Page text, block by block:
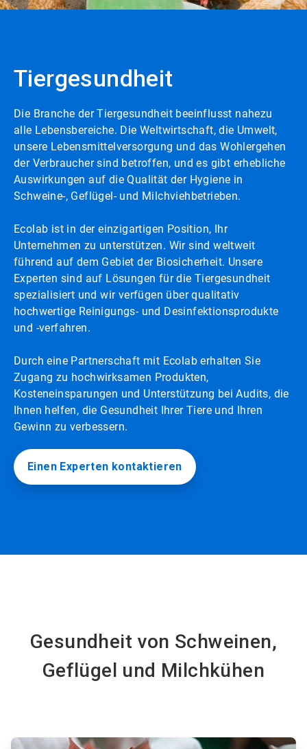
Tiergesundheit
Die Branche der Tiergesundheit beeinflusst nahezu
alle Lebensbereiche. Die Weltwirtschaft, die Umwelt,
unsere Lebensmittelversorgung und das Wohlergehen
der Verbraucher sind betroffen, und es gibt erhebliche
Auswirkungen auf die Qualität der Hygiene in
Schweine-, Geflügel- und Milchviehbetrieben.
Ecolab ist in der einzigartigen Position, Ihr
Unternehmen zu unterstützen.​​​​​​​ Wir sind weltweit
führend auf dem Gebiet der Biosicherheit. Unsere
Experten sind auf Lösungen für die Tiergesundheit
spezialisiert und wir verfügen über qualitativ
hochwertige Reinigungs- und Desinfektionsprodukte
und -verfahren.
Durch eine Partnerschaft mit Ecolab erhalten Sie
Zugang zu hochwirksamen Produkten,
Kosteneinsparungen und Unterstützung bei Audits, die
Ihnen helfen, die Gesundheit Ihrer Tiere und Ihren
Gewinn zu verbessern.​​​​​​​
Einen Experten kontaktieren
Gesundheit von Schweinen,
Geflügel und Milchkühen
ArticleTile